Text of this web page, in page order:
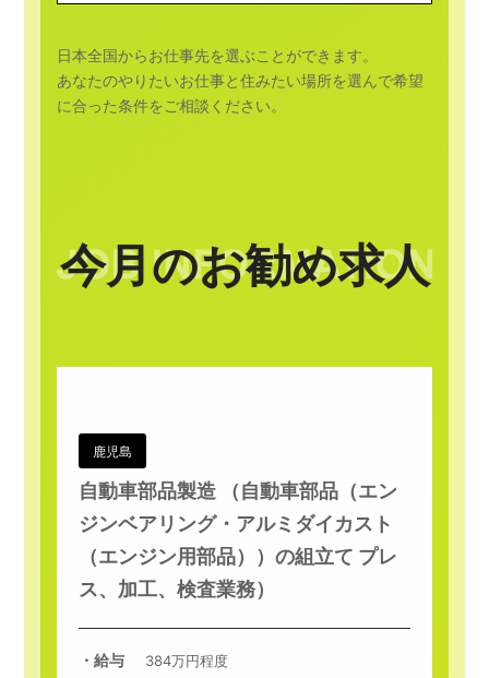
日本全国からお仕事先を選ぶことができます。
あなたのやりたいお仕事と住みたい場所を選んで希望
に合った条件をご相談ください。
今月のお勧め求人
鹿児島
自動車部品製造 （自動車部品（エン
ジンベアリング・アルミダイカスト
（エンジン用部品））の組立て プレ
ス、加工、検査業務）
・給与 384万円程度